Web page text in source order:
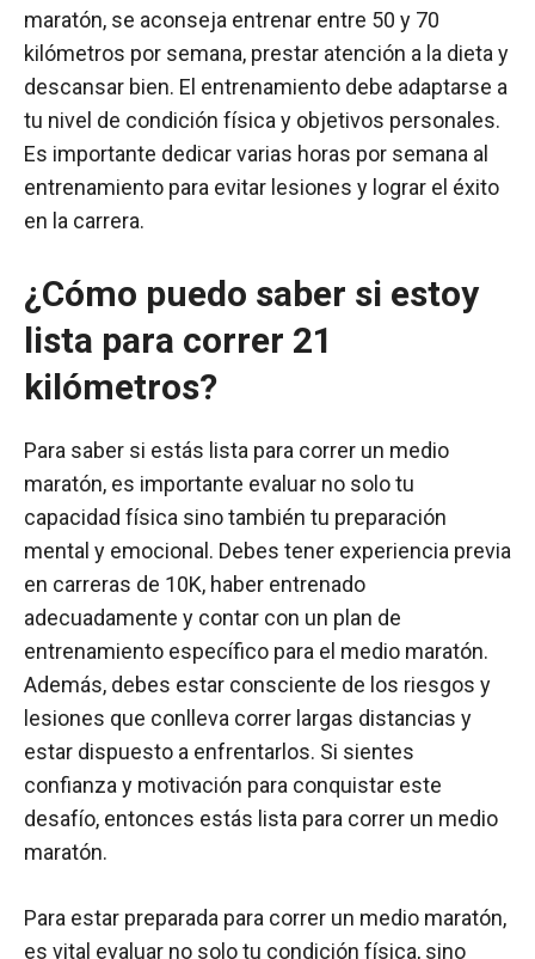
maratón, se aconseja entrenar entre 50 y 70
kilómetros por semana, prestar atención a la dieta y
descansar bien. El entrenamiento debe adaptarse a
tu nivel de condición física y objetivos personales.
Es importante dedicar varias horas por semana al
entrenamiento para evitar lesiones y lograr el éxito
en la carrera.
¿Cómo puedo saber si estoy
lista para correr 21
kilómetros?
Para saber si estás lista para correr un medio
maratón, es importante evaluar no solo tu
capacidad física sino también tu preparación
mental y emocional. Debes tener experiencia previa
en carreras de 10K, haber entrenado
adecuadamente y contar con un plan de
entrenamiento específico para el medio maratón.
Además, debes estar consciente de los riesgos y
lesiones que conlleva correr largas distancias y
estar dispuesto a enfrentarlos. Si sientes
confianza y motivación para conquistar este
desafío, entonces estás lista para correr un medio
maratón.
Para estar preparada para correr un medio maratón,
es vital evaluar no solo tu condición física, sino